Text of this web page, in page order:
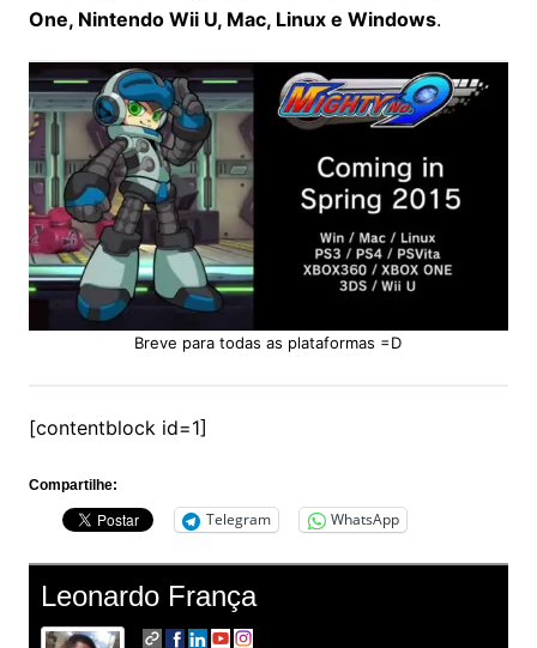
One, Nintendo Wii U, Mac, Linux e Windows.
Breve para todas as plataformas =D
[contentblock id=1]
Compartilhe:
Telegram WhatsApp
Leonardo França